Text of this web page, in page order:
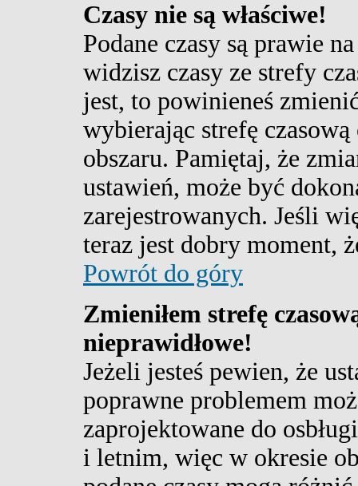
Czasy nie są właściwe!
Podane czasy są prawie
widzisz czasy ze strefy
jest, to powinieneś
wybierając strefę
obszaru. Pamiętaj, że
ustawień, może być
zarejestrowanych. Jeśli
teraz jest dobry moment,
Powrót do góry
Zmieniłem strefę
nieprawidłowe!
Jeżeli jesteś pewien, że
poprawne problemem
zaprojektowane do
i letnim, więc w okresie